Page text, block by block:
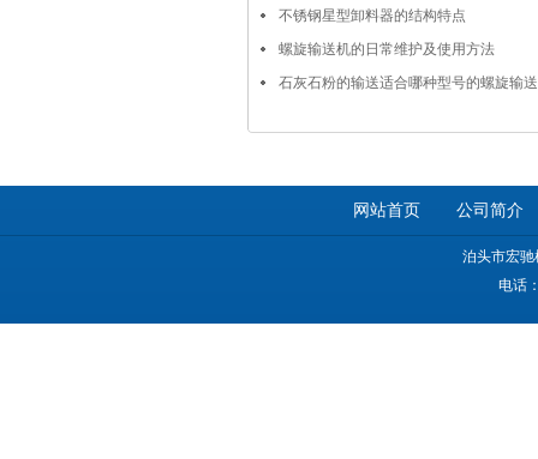
不锈钢星型卸料器的结构特点
螺旋输送机的日常维护及使用方法
石灰石粉的输送适合哪种型号的螺旋输
网站首页 公司简介
泊头市宏
电话